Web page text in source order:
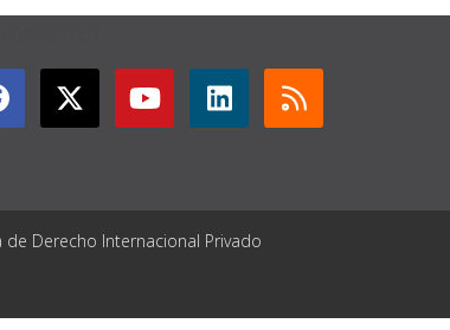
Derecho Internacional Privado